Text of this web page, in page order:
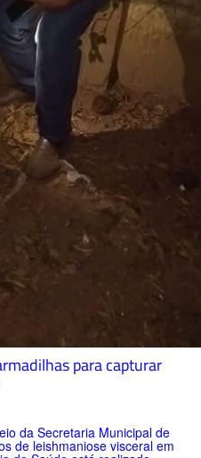
para capturar
da Secretaria Municipal de
de leishmaniose visceral em